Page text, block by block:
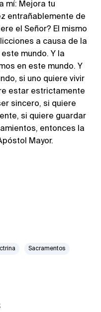
mí: Mejora tu
entrañablemente de
el Señor? El mismo
a causa de la
mundo. Y la
en este mundo. Y
si uno quiere vivir
estar estrictamente
sincero, si quiere
si quiere guardar
entonces la
Mayor.
Sacramentos